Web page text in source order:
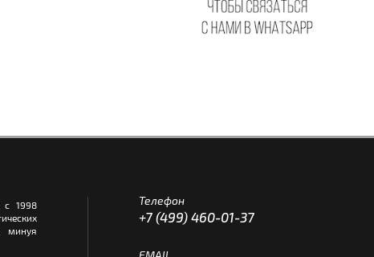
с 1998
минуя
Телефон
+7 (499) 460-01-37